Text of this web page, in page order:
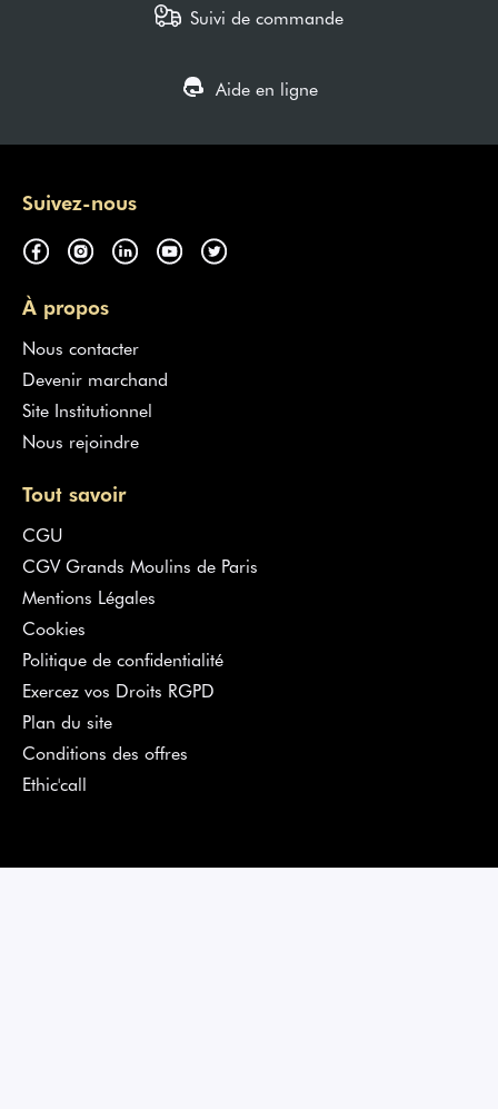
Suivi de commande
Aide en ligne
Suivez-nous
À propos
Nous contacter
Devenir marchand
Site Institutionnel
Nous rejoindre
Tout savoir
CGU
CGV Grands Moulins de Paris
Mentions Légales
Cookies
Politique de confidentialité
Exercez vos Droits RGPD
Plan du site
Conditions des offres
Ethic'call